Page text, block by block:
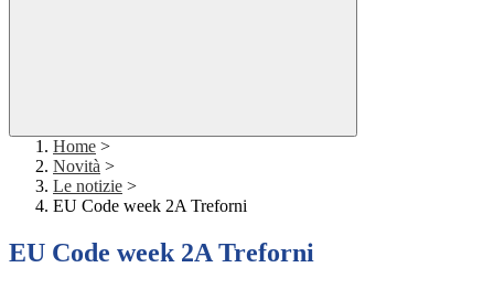
Home >
Novità >
Le notizie >
EU Code week 2A Treforni
EU Code week 2A Treforni